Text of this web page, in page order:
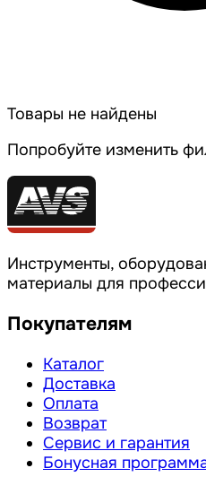
Товары не найдены
Попробуйте изменить
Инструменты,
материалы для
Покупателям
Каталог
Доставка
Оплата
Возврат
Сервис и гарантия
Бонусная